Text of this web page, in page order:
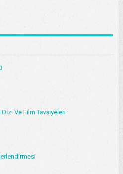
Ve Film Tavsiyeleri